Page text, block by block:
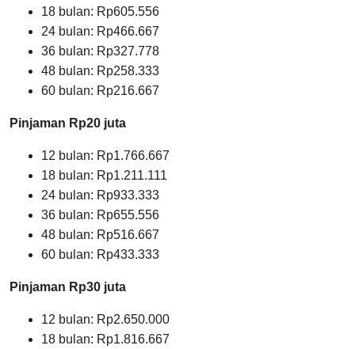
18 bulan: Rp605.556
24 bulan: Rp466.667
36 bulan: Rp327.778
48 bulan: Rp258.333
60 bulan: Rp216.667
Pinjaman Rp20 juta
12 bulan: Rp1.766.667
18 bulan: Rp1.211.111
24 bulan: Rp933.333
36 bulan: Rp655.556
48 bulan: Rp516.667
60 bulan: Rp433.333
Pinjaman Rp30 juta
12 bulan: Rp2.650.000
18 bulan: Rp1.816.667